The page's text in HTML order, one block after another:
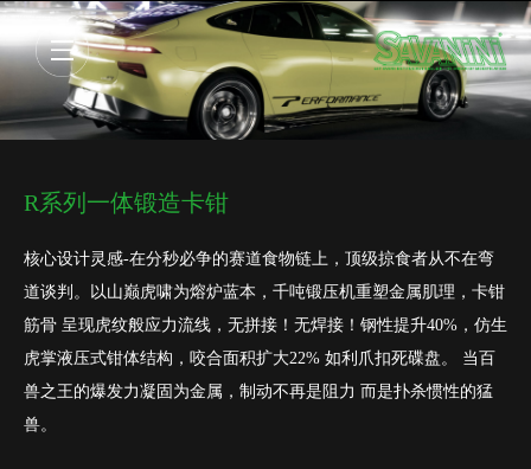
R系列一体锻造卡钳
核心设计灵感-在分秒必争的赛道食物链上，顶级掠食者从不在弯
道谈判。以山巅虎啸为熔炉蓝本，千吨锻压机重塑金属肌理，卡钳
筋骨 呈现虎纹般应力流线，无拼接！无焊接！钢性提升40%，仿生
虎掌液压式钳体结构，咬合面积扩大22% 如利爪扣死碟盘。 当百
兽之王的爆发力凝固为金属，制动不再是阻力 而是扑杀惯性的猛
兽。